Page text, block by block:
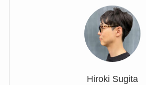
Hiroki Sugita